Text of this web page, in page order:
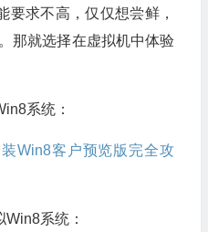
要求不高，仅仅想尝鲜，
那就选择在虚拟机中体验
系统：
Win8客户预览版完全攻
系统：